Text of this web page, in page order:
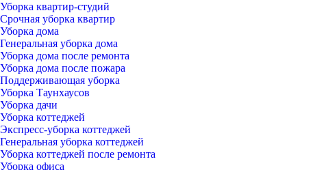
Уборка квартир-студий
Срочная уборка квартир
Уборка дома
Генеральная уборка дома
Уборка дома после ремонта
Уборка дома после пожара
Поддерживающая уборка
Уборка Таунхаусов
Уборка дачи
Уборка коттеджей
Экспресс-уборка коттеджей
Генеральная уборка коттеджей
Уборка коттеджей после ремонта
Уборка офиса